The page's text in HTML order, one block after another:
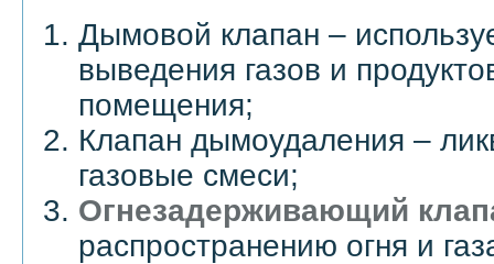
Дымовой клапан –
выведения газов и
помещения;
Клапан дымоудаления –
газовые смеси;
Огнезадерживающий
распространению огня и